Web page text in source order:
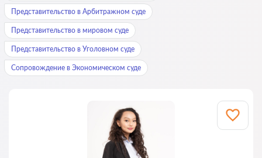
Представительство в Арбитражном суде
Представительство в мировом суде
Представительство в Уголовном суде
Сопровождение в Экономическом суде